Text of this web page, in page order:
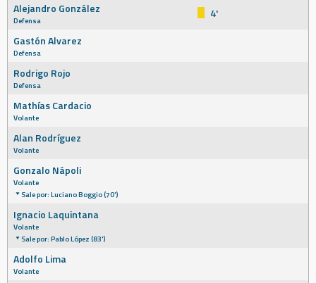
Alejandro González
Defensa
4'
Gastón Alvarez
Defensa
Rodrigo Rojo
Defensa
Mathías Cardacio
Volante
Alan Rodríguez
Volante
Gonzalo Nápoli
Volante
Sale por: Luciano Boggio (70')
Ignacio Laquintana
Volante
Sale por: Pablo López (83')
Adolfo Lima
Volante